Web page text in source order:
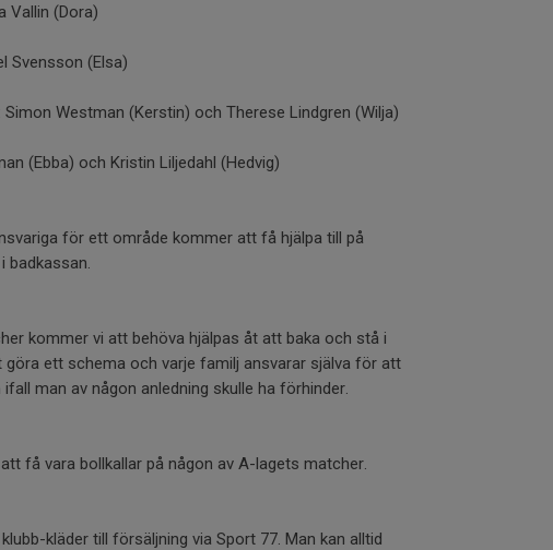
Vallin (Dora)
Svensson (Elsa)
Westman (Kerstin) och Therese Lindgren (Wilja)
(Ebba) och Kristin Liljedahl (Hedvig)
för ett område kommer att få hjälpa till på
badkassan.
kommer vi att behöva hjälpas åt att baka och stå i
göra ett schema och varje familj ansvarar själva för att
man av någon anledning skulle ha förhinder.
få vara bollkallar på någon av A-lagets matcher.
kläder till försäljning via Sport 77. Man kan alltid